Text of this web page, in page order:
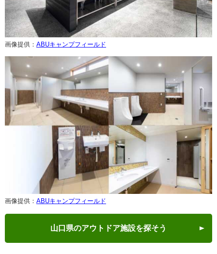
画像提供： ABUキャンプフィールド
画像提供： ABUキャンプフィールド
山口県のアウトドア施設を探そう